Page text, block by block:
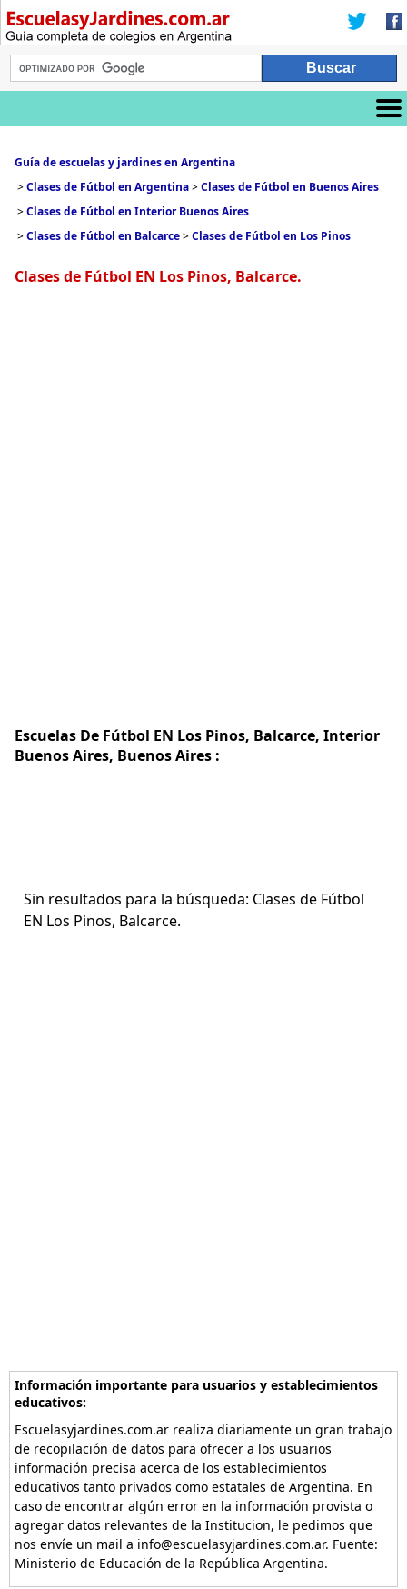
Guía de escuelas y jardines en Argentina
>Clases de Fútbol en Argentina>Clases de Fútbol en Buenos Aires
>Clases de Fútbol en Interior Buenos Aires
>Clases de Fútbol en Balcarce>Clases de Fútbol en Los Pinos
Clases de Fútbol EN Los Pinos, Balcarce.
Escuelas De Fútbol EN Los Pinos, Balcarce, Interior
Buenos Aires, Buenos Aires :
Sin resultados para la búsqueda: Clases de Fútbol
EN Los Pinos, Balcarce.
Información importante para usuarios y establecimientos
educativos:
Escuelasyjardines.com.ar realiza diariamente un gran trabajo
de recopilación de datos para ofrecer a los usuarios
información precisa acerca de los establecimientos
educativos tanto privados como estatales de Argentina. En
caso de encontrar algún error en la información provista o
agregar datos relevantes de la Institucion, le pedimos que
nos envíe un mail a info@escuelasyjardines.com.ar. Fuente:
Ministerio de Educación de la República Argentina.